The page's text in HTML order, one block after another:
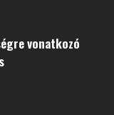
vonatkozó